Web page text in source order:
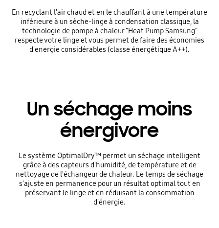
En recyclant l'air chaud et en le chauffant à une température
inférieure à un sèche-linge à condensation classique, la
technologie de pompe à chaleur "Heat Pump Samsung"
respecte votre linge et vous permet de faire des économies
d'energie considérables (classe énergétique A++).
Un séchage moins
énergivore
Le système OptimalDry™ permet un séchage intelligent
grâce à des capteurs d'humidité, de température et de
nettoyage de l'échangeur de chaleur. Le temps de séchage
s'ajuste en permanence pour un résultat optimal tout en
préservant le linge et en réduisant la consommation
d'énergie.